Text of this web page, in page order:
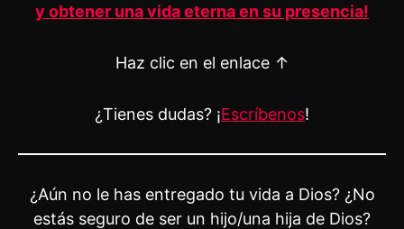
y obtener una vida eterna en su presencia!
Haz clic en el enlace ↑
¿Tienes dudas? ¡Escríbenos!
¿Aún no le has entregado tu vida a Dios? ¿No
estás seguro de ser un hijo/una hija de Dios?